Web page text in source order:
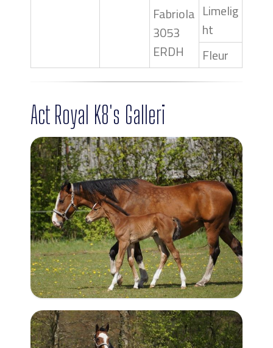
Fabriola
3053
ERDH
Limelig
ht
Fleur
Act Royal K8's Galleri